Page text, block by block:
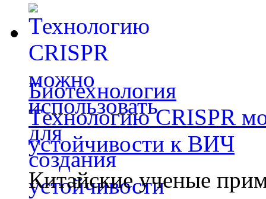
Биотехнология
Технологию CRISPR
устойчивости к ВИЧ
Китайские ученые